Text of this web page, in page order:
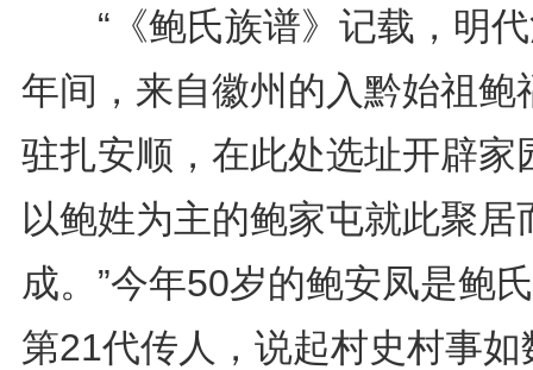
“《鲍氏族谱》记载，明代
年间，来自徽州的入黔始祖鲍
驻扎安顺，在此处选址开辟家
以鲍姓为主的鲍家屯就此聚居
成。”今年50岁的鲍安凤是鲍
第21代传人，说起村史村事如